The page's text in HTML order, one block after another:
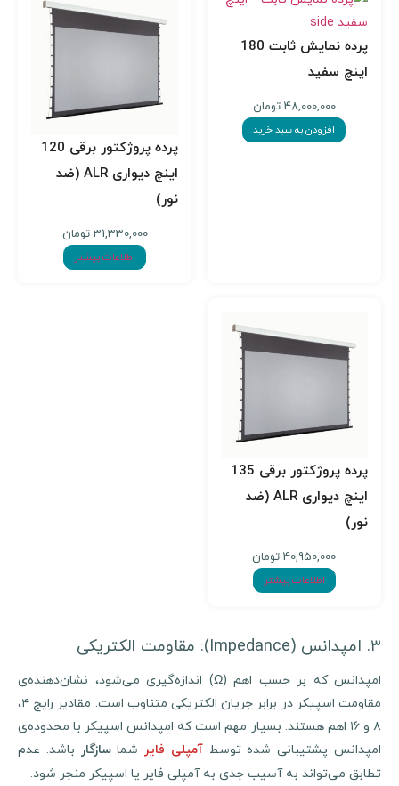
پرده نمایش ثابت 180
اینچ سفید
48,000,000تومان
افزودن به سبد خرید
پرده پروژکتور برقی 120
اینچ دیواری ALR (ضد
نور)
31,330,000 تومان
اطلاعات بیشتر
پرده پروژکتور برقی 135
اینچ دیواری ALR (ضد
نور)
40,950,000تومان
اطلاعات بیشتر
امپدانس که بر حسب اهم (Ω) اندازه‌گیری می‌شود، نشان‌دهنده‌ی
مقاومت اسپیکر در برابر جریان الکتریکی متناوب است. مقادیر رایج ۴،
۸ و ۱۶ اهم هستند. بسیار مهم است که امپدانس اسپیکر با محدوده‌ی
امپدانس پشتیبانی شده توسطآمپلی فایرشماسازگارباشد. عدم
تطابق می‌تواند به آسیب جدی به آمپلی فایر یا اسپیکر منجر شود.